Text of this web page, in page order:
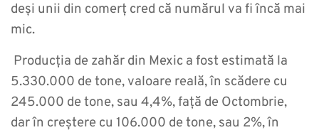
deși unii din comerț cred că numărul va fi încă mai
mic.
Producția de zahăr din Mexic a fost estimată la
5.330.000 de tone, valoare reală, în scădere cu
245.000 de tone, sau 4,4%, față de Octombrie,
dar în creștere cu 106.000 de tone, sau 2%, în